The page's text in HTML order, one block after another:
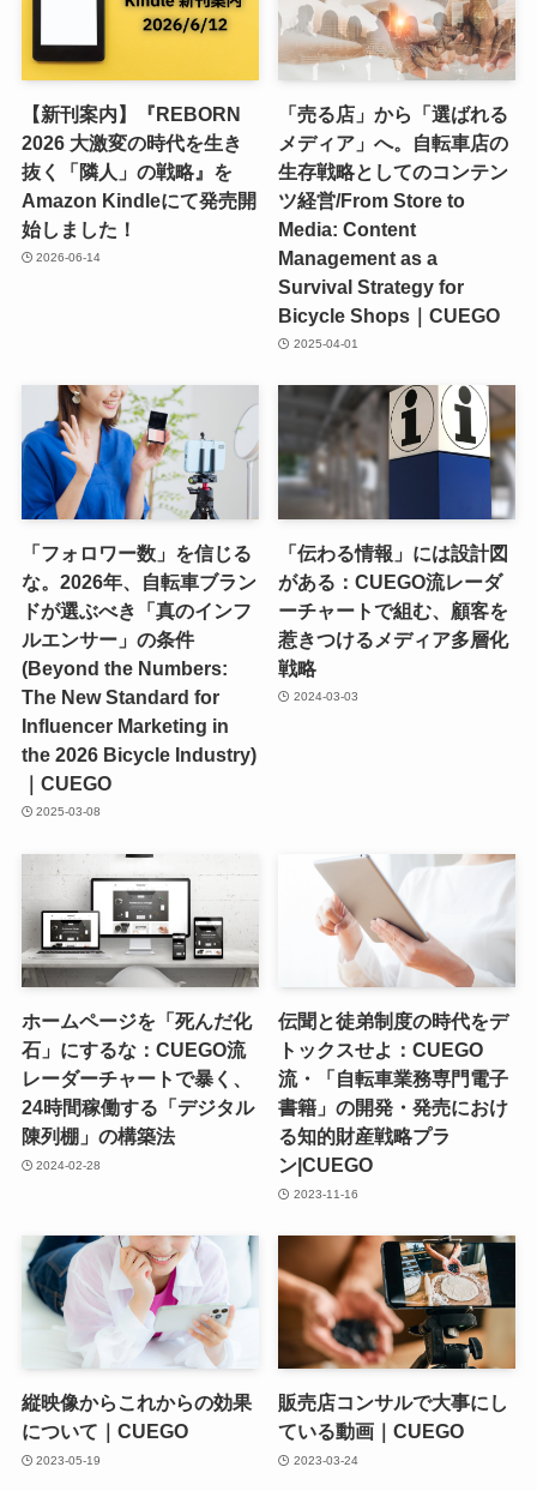
【新刊案内】『REBORN
2026 大激変の時代を生き
抜く「隣人」の戦略』を
Amazon Kindleにて発売開
始しました！
2026-06-14
「売る店」から「選ばれる
メディア」へ。自転車店の
生存戦略としてのコンテン
ツ経営/From Store to
Media: Content
Management as a
Survival Strategy for
Bicycle Shops｜CUEGO
2025-04-01
「フォロワー数」を信じる
な。2026年、自転車ブラン
ドが選ぶべき「真のインフ
ルエンサー」の条件
(Beyond the Numbers:
The New Standard for
Influencer Marketing in
the 2026 Bicycle Industry)
｜CUEGO
2025-03-08
「伝わる情報」には設計図
がある：CUEGO流レーダ
ーチャートで組む、顧客を
惹きつけるメディア多層化
戦略
2024-03-03
ホームページを「死んだ化
石」にするな：CUEGO流
レーダーチャートで暴く、
24時間稼働する「デジタル
陳列棚」の構築法
2024-02-28
伝聞と徒弟制度の時代をデ
トックスせよ：CUEGO
流・「自転車業務専門電子
書籍」の開発・発売におけ
る知的財産戦略プラ
ン|CUEGO
2023-11-16
縦映像からこれからの効果
について｜CUEGO
2023-05-19
販売店コンサルで大事にし
ている動画｜CUEGO
2023-03-24